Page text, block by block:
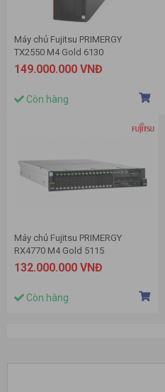
Máy chủ Fujitsu PRIMERGY
TX2550 M4 Gold 6130
149.000.000 VNĐ
Còn hàng
Máy chủ Fujitsu PRIMERGY
RX4770 M4 Gold 5115
132.000.000 VNĐ
Còn hàng